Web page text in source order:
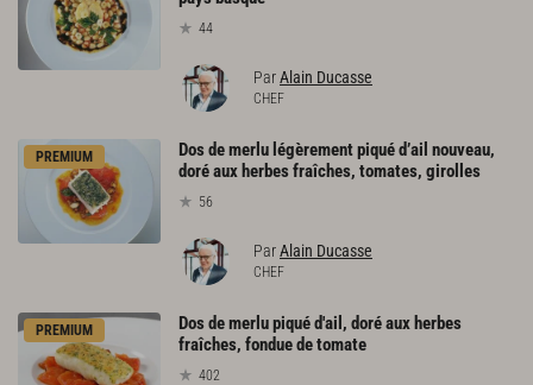
44
ParAlain Ducasse
CHEF
PREMIUM
Dos de merlu légèrement piqué d’ail nouveau,
doré aux herbes fraîches, tomates, girolles
56
ParAlain Ducasse
CHEF
PREMIUM
Dos de merlu piqué d'ail, doré aux herbes
fraîches, fondue de tomate
402